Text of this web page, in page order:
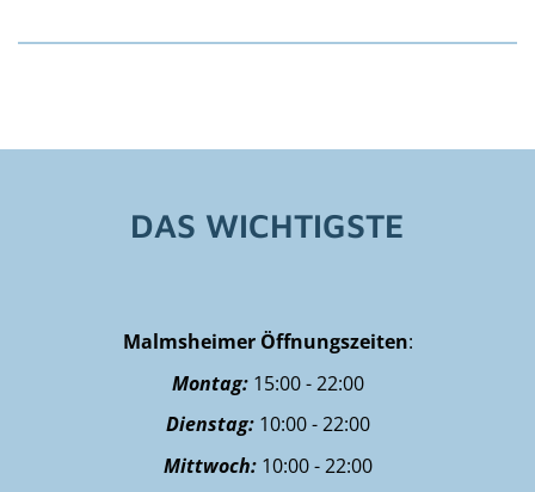
DAS WICHTIGSTE
Malmsheimer Öffnungszeiten:
Montag: 15:00 - 22:00
Dienstag: 10:00 - 22:00
Mittwoch: 10:00 - 22:00